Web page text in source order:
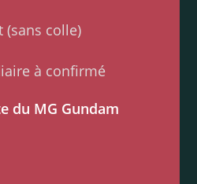
(sans colle)
à confirmé
du MG Gundam